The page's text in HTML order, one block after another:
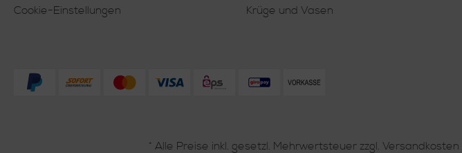
Cookie-Einstellungen
Krüge und Vasen
* Alle Preise inkl. gesetzl. Mehrwertsteuer zzgl. Versandkosten